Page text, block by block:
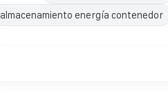
almacenamiento energía contenedor